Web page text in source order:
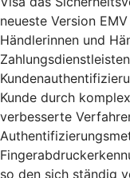
neueste Version
Händlerinnen und
Kunde durch
verbesserte
so den sich ständig